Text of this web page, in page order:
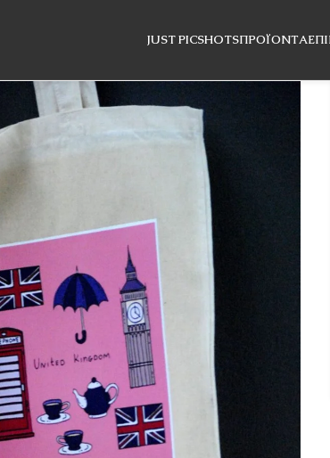
JUST PICSHOTSΠΡΟΪΌΝΤΑ